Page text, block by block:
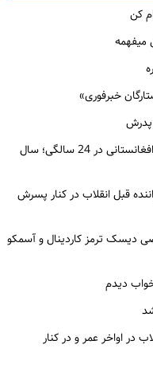
کن
میفهمه
خبرفوری»
پدرش
سفر به گذشته؛ گوگوش با تیپ و استایل افغانستانی در 24 سالگی؛ سال
قبل انقلاب در کنار پسرش
دیسک ترمز کاردینال و آسمکو
دیدم
در اواخر عمر و در کنار